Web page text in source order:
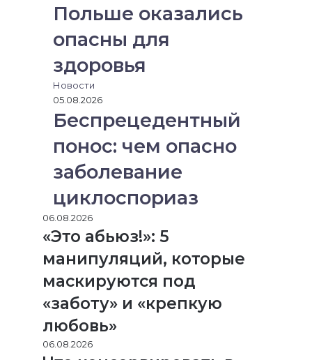
Польше оказались
опасны для
здоровья
Новости
05.08.2026
Беспрецедентный
понос: чем опасно
заболевание
циклоспориаз
06.08.2026
«Это абьюз!»: 5
манипуляций, которые
маскируются под
«заботу» и «крепкую
любовь»
06.08.2026